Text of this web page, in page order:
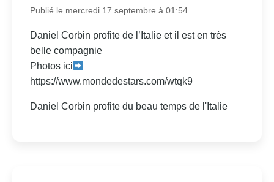
Publié le mercredi 17 septembre à 01:54
Daniel Corbin profite de l’Italie et il est en très
belle compagnie
Photos ici
https://www.mondedestars.com/wtqk9
Daniel Corbin profite du beau temps de l'Italie